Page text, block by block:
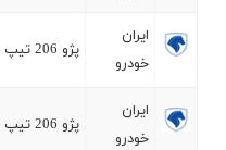
ايران
خودرو
پژو 206 تيپ 5
ايران
خودرو
پژو 206 تيپ 6